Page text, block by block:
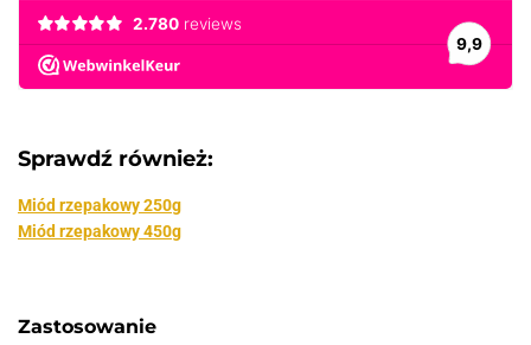
Sprawdź również:
Miód rzepakowy 250g
Miód rzepakowy 450g
Zastosowanie